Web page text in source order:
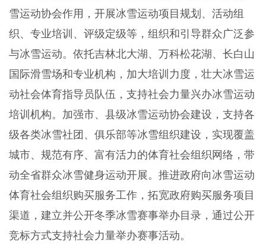
雪运动协会作用，开展冰雪运动项目规划、活动组
织、专业培训、评级定级等，组织和引导群众广泛参
与冰雪运动。依托吉林北大湖、万科松花湖、长白山
国际滑雪场和专业机构，加大培训力度，壮大冰雪运
动社会体育指导员队伍，支持社会力量兴办冰雪运动
培训机构。加强市、县级冰雪运动协会建设，支持各
级各类冰雪社团、俱乐部等冰雪组织建设，实现覆盖
城市、规范有序、富有活力的体育社会组织网络，带
动全省群众冰雪健身运动开展。推进政府向冰雪运动
体育社会组织购买服务工作，拓宽政府购买服务项目
渠道，建立并公开冬季冰雪赛事举办目录，通过公开
竞标方式支持社会力量举办赛事活动。